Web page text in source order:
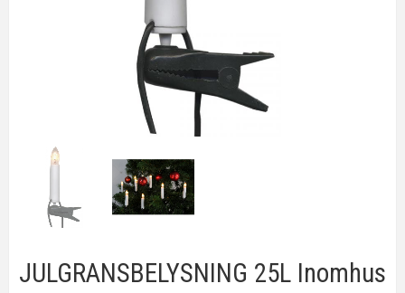
JULGRANSBELYSNING 25L Inomhus